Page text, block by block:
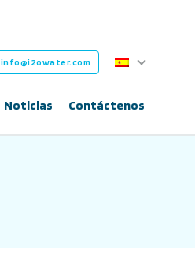
Noticias Contáctenos
info@i2owater.com Español